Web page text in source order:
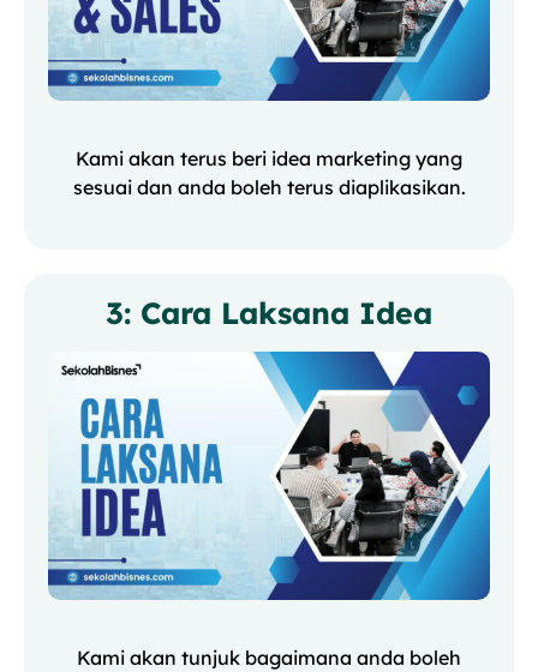
Kami akan terus beri idea marketing yang
sesuai dan anda boleh terus diaplikasikan.
3: Cara Laksana Idea
Kami akan tunjuk bagaimana anda boleh